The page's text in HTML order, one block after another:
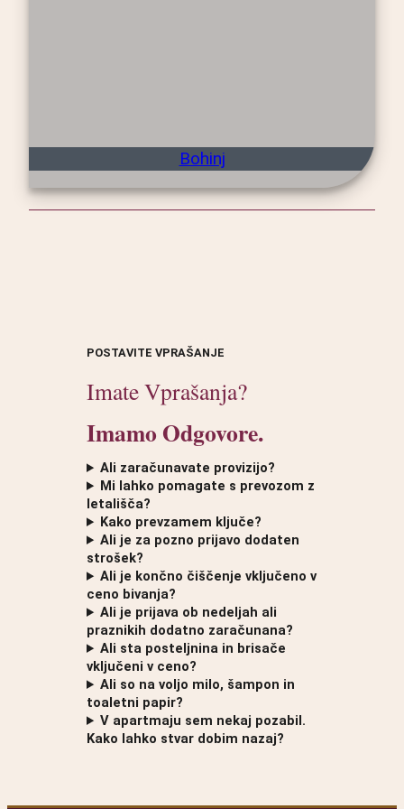
Bohinj
POSTAVITE VPRAŠANJE
Imate Vprašanja?
Imamo Odgovore.
Ali zaračunavate provizijo?
Mi lahko pomagate s prevozom z
letališča?
Kako prevzamem ključe?
Ali je za pozno prijavo dodaten
strošek?
Ali je končno čiščenje vključeno v
ceno bivanja?
Ali je prijava ob nedeljah ali
praznikih dodatno zaračunana?
Ali sta posteljnina in brisače
vključeni v ceno?
Ali so na voljo milo, šampon in
toaletni papir?
V apartmaju sem nekaj pozabil.
Kako lahko stvar dobim nazaj?